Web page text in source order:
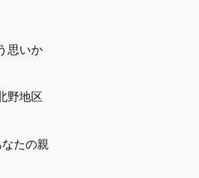
思いか
野地区
たの親